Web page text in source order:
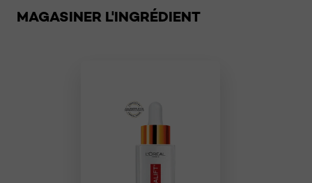
MAGASINER L'INGRÉDIENT